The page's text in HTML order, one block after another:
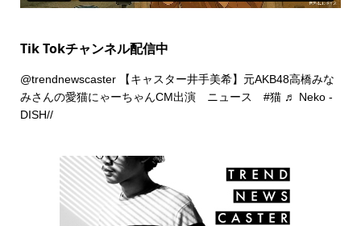
Tik Tokチャンネル配信中
@trendnewscaster【キャスター井手美希】元AKB48高橋みな
みさんの愛猫にゃーちゃんCM出演 ニュース #猫 ♬ Neko -
DISH//